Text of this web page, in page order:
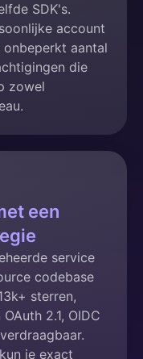
SDK's.
account
onbeperkt aantal
die
zowel
een
service
codebase
sterren,
2.1, OIDC
je exact